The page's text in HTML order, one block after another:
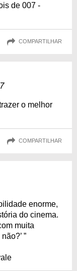
de 007 -
COMPARTILHAR
o melhor
COMPARTILHAR
enorme,
do cinema.
muita
”